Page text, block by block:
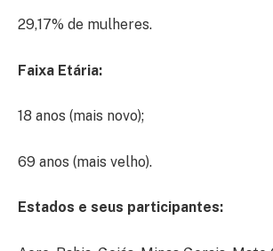
29,17% de mulheres.
Faixa Etária:
18 anos (mais novo);
69 anos (mais velho).
Estados e seus participantes: